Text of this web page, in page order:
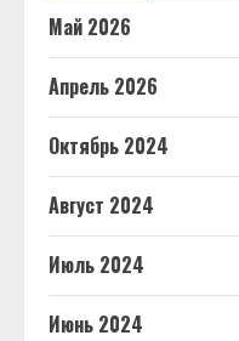
Май 2026
Апрель 2026
Октябрь 2024
Август 2024
Июль 2024
Июнь 2024